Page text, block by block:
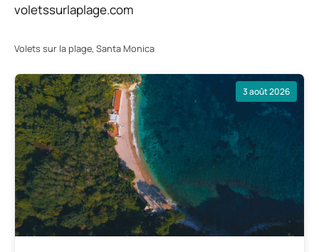
voletssurlaplage.com
Volets sur la plage, Santa Monica
3 août 2026